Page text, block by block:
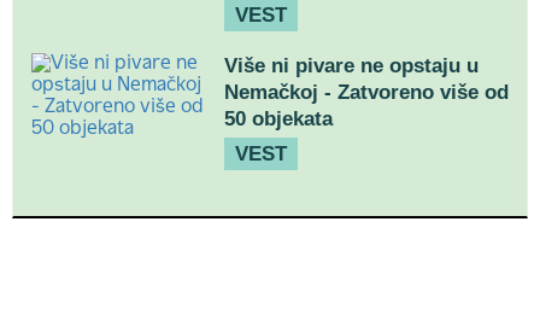
VEST
Više ni pivare ne opstaju u
Nemačkoj - Zatvoreno više od
50 objekata
VEST